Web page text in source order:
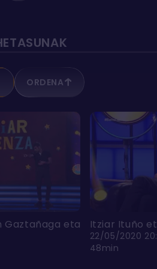
ORDENA
Gaztañaga eta Ramon Agirre
Itziar Ituño
22/05/2020
48min